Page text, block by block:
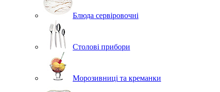
Блюда сервіровочні
Столові прибори
Морозивниці та креманки